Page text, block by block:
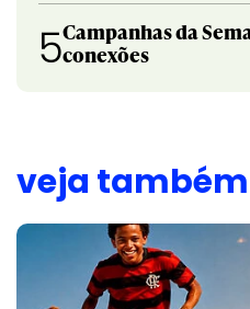
5Campanhas da
conexões
veja também